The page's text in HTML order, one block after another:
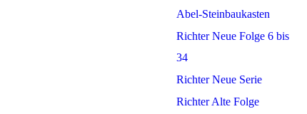
Abel-Steinbaukasten
Richter Neue Folge 6 bis
34
Richter Neue Serie
Richter Alte Folge